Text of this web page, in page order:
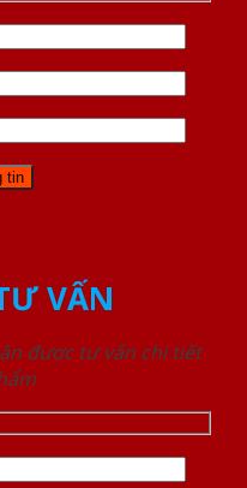
VẤN
được tư vấn chi tiết